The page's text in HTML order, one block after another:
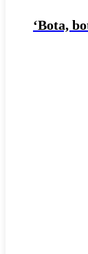
‘Bota,